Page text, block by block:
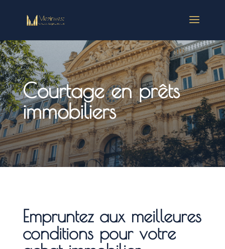
Courtage en prêts
immobiliers
Empruntez aux meilleures
conditions pour votre